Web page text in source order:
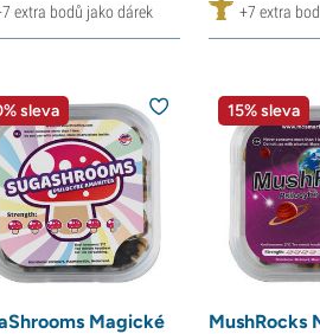
extra bodů jako dárek +7 extra
sleva
Magické
15% sleva
MushRocks